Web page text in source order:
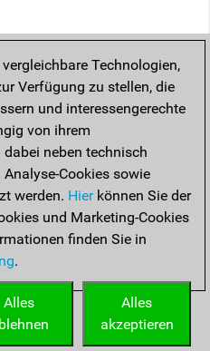
Technologien,
Verfügung zu stellen, die
und interessengerechte
von ihrem
neben technisch
Cookies sowie
werden. Hierkönnen Sie der
und Marketing-Cookies
finden Sie in
.
Alles
akzeptieren
Alles